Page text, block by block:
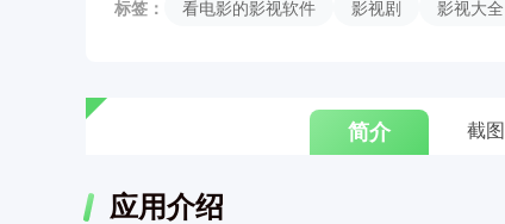
标签： 看电影的影视软件 影视剧 影视大全
简介 截图
应用介绍